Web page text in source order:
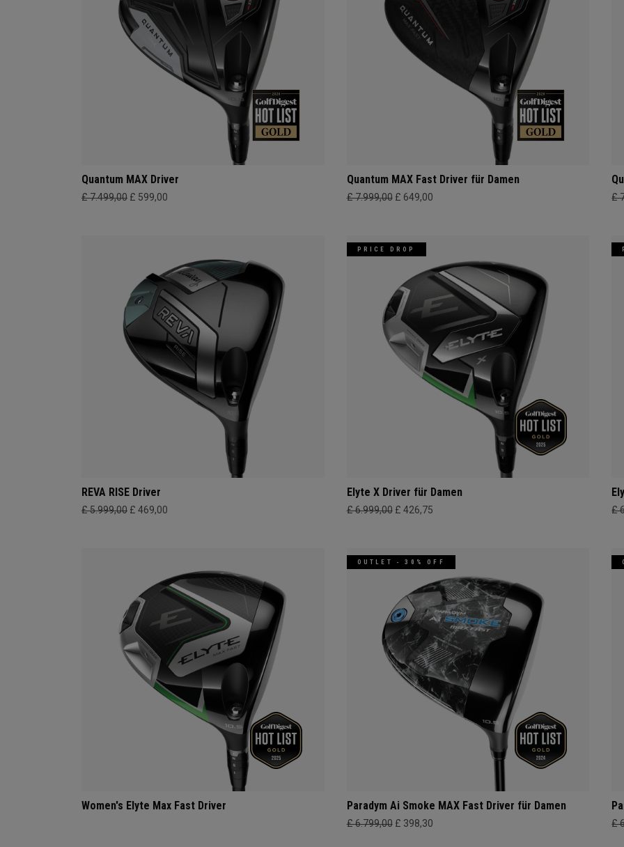
Quantum MAX Driver
£ 7.499,00 £ 599,00
Quantum MAX Fast Driver für Damen
£ 7.999,00 £ 649,00 £
REVA RISE Driver
£ 5.999,00 £ 469,00
PRICE DROP
Elyte X Driver für Damen
£ 6.999,00 £ 426,75 £
Women's Elyte Max Fast Driver
OUTLET - 30% OFF
Paradym Ai Smoke MAX Fast Driver für Damen
£ 6.799,00 £ 398,30 £